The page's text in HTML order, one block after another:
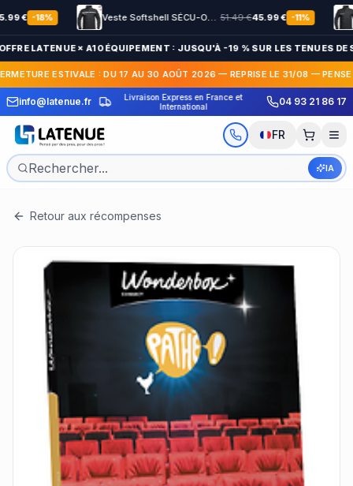
€ -18% Veste Softshell SÉCU-ONE HV-TAPE Sécurité Privée noir 51.49€45.99€ -11%
LATENUE × A10 ÉQUIPEMENT : JUSQU'À -19 % SUR LES TENUES
ESTIVALE : DU 17 AU 30 AOÛT 2026 — REPRISE LE 31/08 —
info@latenue.fr
Express en France et
International
Paiement en 3x / 4x sans frais
30 jours
04 93 21 86 17
FR
IA
Retour aux récompenses